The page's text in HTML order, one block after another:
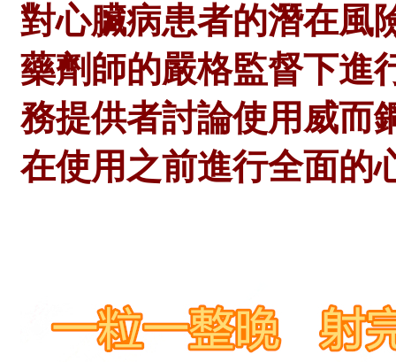
對心臟病患者的潛在風
藥劑師的嚴格監督下進
務提供者討論使用威而
在使用之前進行全面的